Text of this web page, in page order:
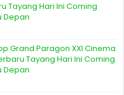
Tayang Hari Ini Coming
Depan
Grand Paragon XXI Cinema
Tayang Hari Ini Coming
Depan